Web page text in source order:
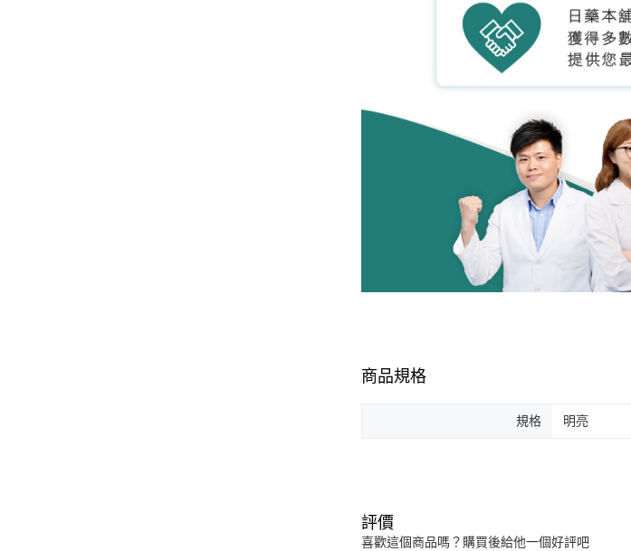
商品規格
規格 明亮
評價
喜歡這個商品嗎？購買後給他一個好評吧